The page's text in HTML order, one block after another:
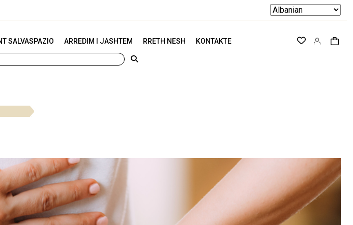
SALVASPAZIO ARREDIM I JASHTEM RRETH NESH KONTAKTE